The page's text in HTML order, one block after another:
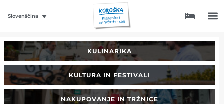
Slovenščina
KULINARIKA
KULTURA IN FESTIVALI
NAKUPOVANJE IN TRŽNICE